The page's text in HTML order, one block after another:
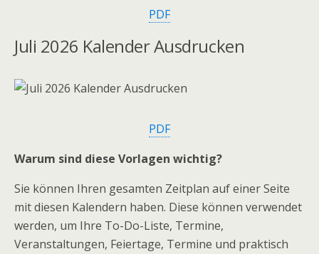
PDF
Juli 2026 Kalender Ausdrucken
PDF
Warum sind diese Vorlagen wichtig?
Sie können Ihren gesamten Zeitplan auf einer Seite
mit diesen Kalendern haben. Diese können verwendet
werden, um Ihre To-Do-Liste, Termine,
Veranstaltungen, Feiertage, Termine und praktisch